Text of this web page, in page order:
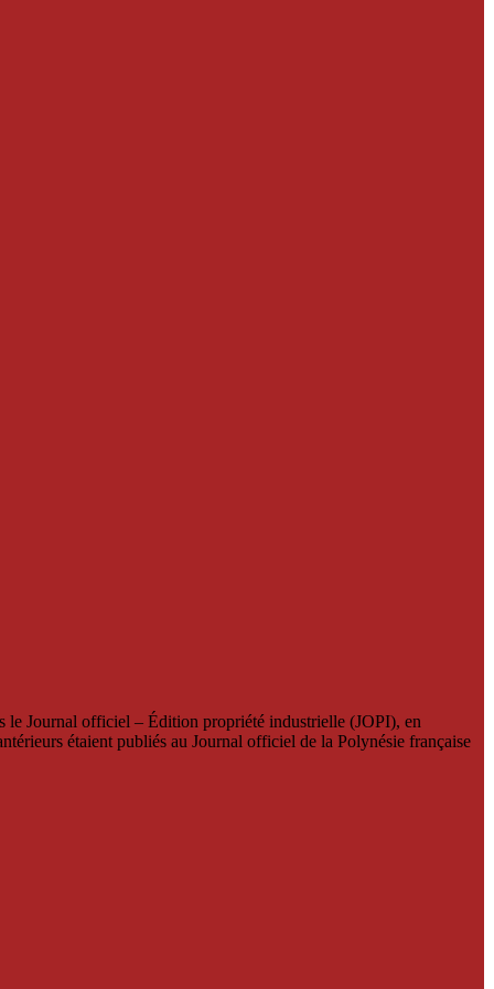
le Journal officiel – Édition propriété industrielle (JOPI), en
étaient publiés au Journal officiel de la Polynésie française